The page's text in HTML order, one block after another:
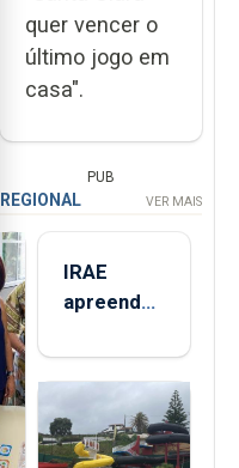
quer vencer o
último jogo em
casa".
PUB
REGIONAL VER MAIS
IRAE
apreendeu
toneladas
de
alimentos
entre